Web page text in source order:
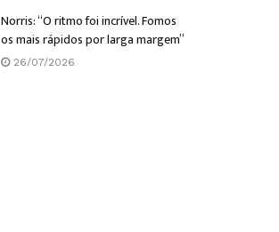
Norris: “O ritmo foi incrível. Fomos
os mais rápidos por larga margem”
26/07/2026